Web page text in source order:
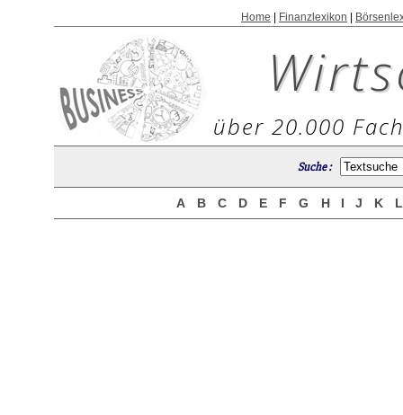
Home Finanzlexikon
über 20.000
Suche :
A B C D E F G H I J K